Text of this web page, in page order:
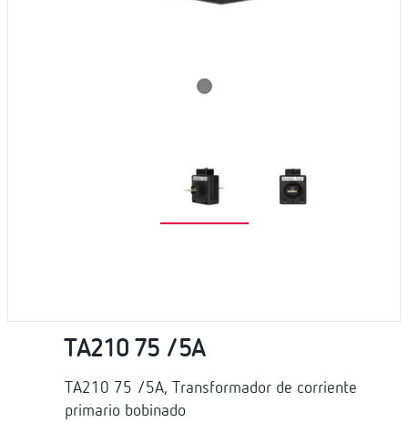
TA210 75 /5A
TA210 75 /5A, Transformador de corriente
primario bobinado